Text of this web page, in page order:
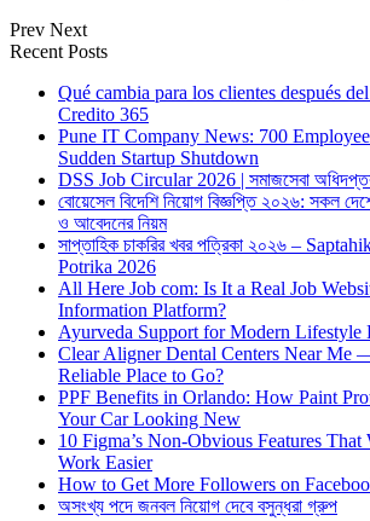
Prev Next
Recent Posts
Qué cambia para los clientes después
Credito 365
Pune IT Company News: 700
Sudden Startup Shutdown
DSS Job Circular 2026 | সমাজসেবা
বোয়েসেল বিদেশি নিয়োগ বিজ্ঞপ্তি ২০২৬: সকল
ও আবেদনের নিয়ম
সাপ্তাহিক চাকরির খবর পত্রিকা ২০২৬ –
Potrika 2026
All Here Job com: Is It a Real Job
Information Platform?
Ayurveda Support for Modern Lifestyle
Clear Aligner Dental Centers Near Me
Reliable Place to Go?
PPF Benefits in Orlando: How Paint
Your Car Looking New
10 Figma’s Non-Obvious Features
Work Easier
How to Get More Followers on
অসংখ্য পদে জনবল নিয়োগ দেবে বসুন্ধরা গ্রুপ